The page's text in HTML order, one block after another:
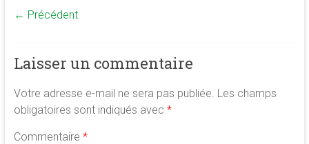
psychologie
← Précédent
Laisser un commentaire
Votre adresse e-mail ne sera pas publiée. Les champs
obligatoires sont indiqués avec *
Commentaire *